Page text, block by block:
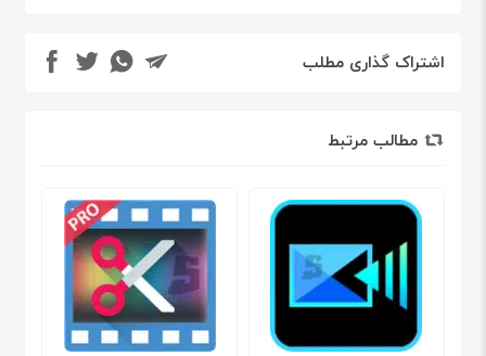
اشتراک گذاری مطلب
مطالب مرتبط